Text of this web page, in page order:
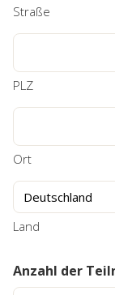
Straße
PLZ
Ort
Land
Anzahl der